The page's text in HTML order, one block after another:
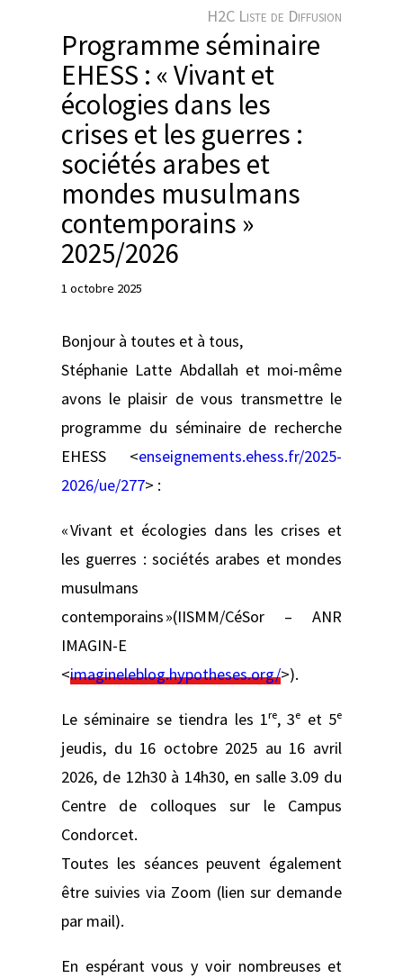
H2C Liste de Diffusion
Programme séminaire
EHESS : « Vivant et
écologies dans les
crises et les guerres :
sociétés arabes et
mondes musulmans
contemporains »
2025/2026
1 octobre 2025
Bonjour à toutes et à tous,
Stéphanie Latte Abdallah et moi-même
avons le plaisir de vous transmettre le
programme du séminaire de recherche
EHESS <enseignements.ehess.fr/2025-
2026/ue/277> :
« Vivant et écologies dans les crises et
les guerres : sociétés arabes et mondes
musulmans
contemporains »(IISMM/CéSor – ANR
IMAGIN-E
<imagineleblog.hypotheses.org/>).
Le séminaire se tiendra les 1ʳᵉ, 3ᵉ et 5ᵉ
jeudis, du 16 octobre 2025 au 16 avril
2026, de 12h30 à 14h30, en salle 3.09 du
Centre de colloques sur le Campus
Condorcet.
Toutes les séances peuvent également
être suivies via Zoom (lien sur demande
par mail).
En espérant vous y voir nombreuses et